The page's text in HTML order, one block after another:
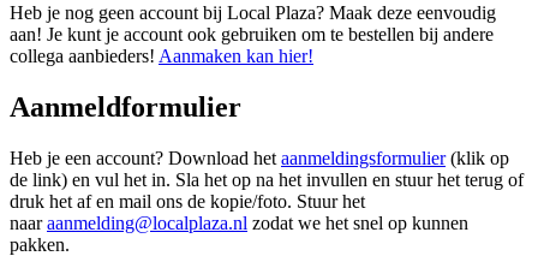
Heb je nog geen account bij Local Plaza? Maak deze eenvoudig
aan! Je kunt je account ook gebruiken om te bestellen bij andere
collega aanbieders! Aanmaken kan hier!
Aanmeldformulier
Heb je een account? Download het aanmeldingsformulier(klik op
de link) en vul het in. Sla het op na het invullen en stuur het terug of
druk het af en mail ons de kopie/foto. Stuur het
naaraanmelding@localplaza.nl zodat we het snel op kunnen
pakken.